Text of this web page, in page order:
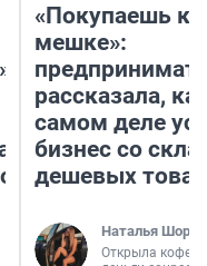
«Покупаешь
мешке»:
рассказала,
самом деле
бизнес со
дешевых
Наталья
Открыла